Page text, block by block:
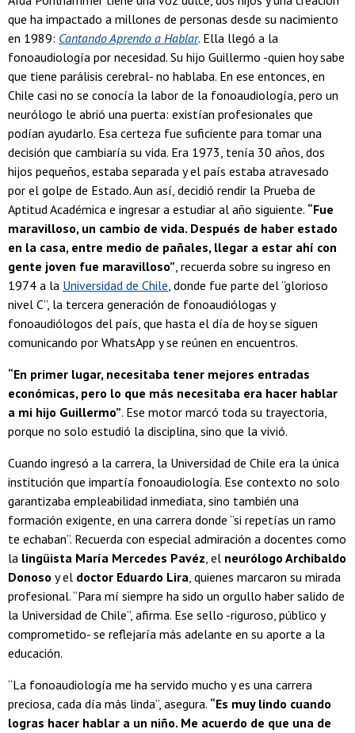
que ha impactado a millones de personas desde su nacimiento
en 1989: Cantando Aprendo a Hablar. Ella llegó a la
fonoaudiología por necesidad. Su hijo Guillermo -quien hoy sabe
que tiene parálisis cerebral- no hablaba. En ese entonces, en
Chile casi no se conocía la labor de la fonoaudiología, pero un
neurólogo le abrió una puerta: existían profesionales que
podían ayudarlo. Esa certeza fue suficiente para tomar una
decisión que cambiaría su vida. Era 1973, tenía 30 años, dos
hijos pequeños, estaba separada y el país estaba atravesado
por el golpe de Estado. Aun así, decidió rendir la Prueba de
Aptitud Académica e ingresar a estudiar al año siguiente. “Fue
maravilloso, un cambio de vida. Después de haber estado
en la casa, entre medio de pañales, llegar a estar ahí con
gente joven fue maravilloso”, recuerda sobre su ingreso en
1974 a la Universidad de Chile, donde fue parte del “glorioso
nivel C”, la tercera generación de fonoaudiólogas y
fonoaudiólogos del país, que hasta el día de hoy se siguen
comunicando por WhatsApp y se reúnen en encuentros.
“En primer lugar, necesitaba tener mejores entradas
económicas, pero lo que más necesitaba era hacer hablar
a mi hijo Guillermo”. Ese motor marcó toda su trayectoria,
porque no solo estudió la disciplina, sino que la vivió.
Cuando ingresó a la carrera, la Universidad de Chile era la única
institución que impartía fonoaudiología. Ese contexto no solo
garantizaba empleabilidad inmediata, sino también una
formación exigente, en una carrera donde “si repetías un ramo
te echaban”. Recuerda con especial admiración a docentes como
la lingüista María Mercedes Pavéz, el neurólogo Archibaldo
Donoso y el doctor Eduardo Lira, quienes marcaron su mirada
profesional. “Para mí siempre ha sido un orgullo haber salido de
la Universidad de Chile”, afirma. Ese sello -riguroso, público y
comprometido- se reflejaría más adelante en su aporte a la
educación.
“La fonoaudiología me ha servido mucho y es una carrera
preciosa, cada día más linda”, asegura. “Es muy lindo cuando
logras hacer hablar a un niño. Me acuerdo de que una de